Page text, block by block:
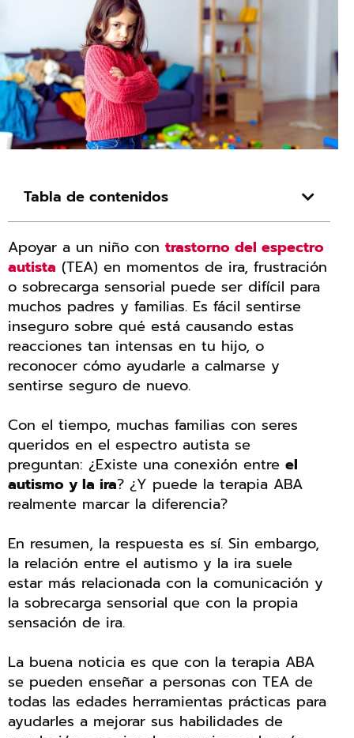
Tabla de contenidos
Apoyar a un niño con trastorno del espectro
autista (TEA) en momentos de ira, frustración
o sobrecarga sensorial puede ser difícil para
muchos padres y familias. Es fácil sentirse
inseguro sobre qué está causando estas
reacciones tan intensas en tu hijo, o
reconocer cómo ayudarle a calmarse y
sentirse seguro de nuevo.
Con el tiempo, muchas familias con seres
queridos en el espectro autista se
preguntan: ¿Existe una conexión entre el
autismo y la ira? ¿Y puede la terapia ABA
realmente marcar la diferencia?
En resumen, la respuesta es sí. Sin embargo,
la relación entre el autismo y la ira suele
estar más relacionada con la comunicación y
la sobrecarga sensorial que con la propia
sensación de ira.
La buena noticia es que con la terapia ABA
se pueden enseñar a personas con TEA de
todas las edades herramientas prácticas para
ayudarles a mejorar sus habilidades de